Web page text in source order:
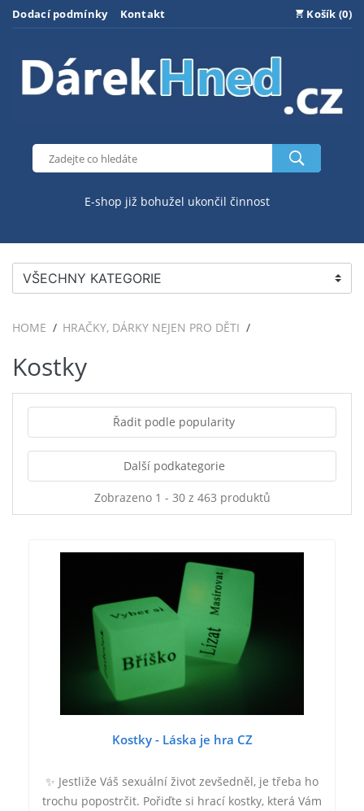
Dodací podmínky Kontakt Košík (0)
E-shop již bohužel ukončil činnost
VŠECHNY KATEGORIE
HOME HRAČKY, DÁRKY NEJEN PRO DĚTI
Kostky
Řadit podle popularity
Další podkategorie
Zobrazeno 1 - 30 z 463 produktů
Kostky - Láska je hra CZ
✨ Jestliže Váš sexuální život zevšedněl, je třeba ho
trochu popostrčit. Pořiďte si hrací kostky, která Vám